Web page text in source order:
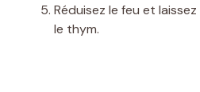
Réduisez le feu et
le thym.